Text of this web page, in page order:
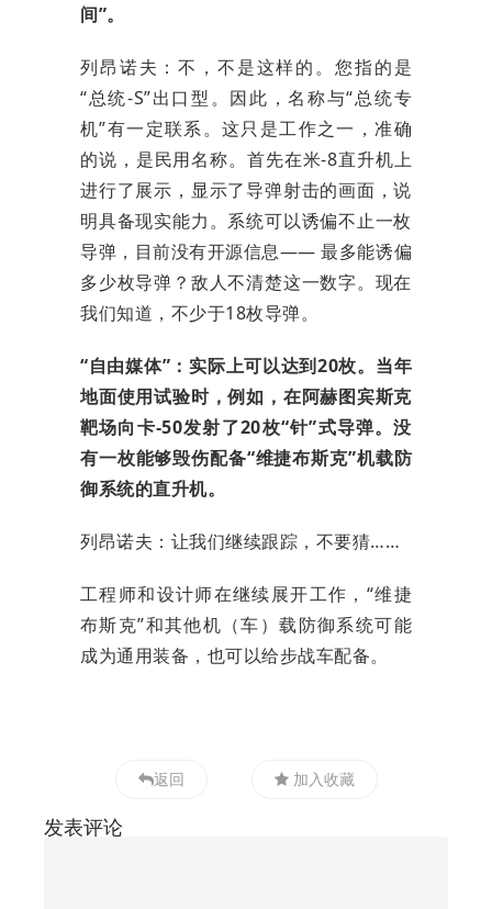
间”。
列昂诺夫：不，不是这样的。您指的是
“总统-S”出口型。因此，名称与“总统专
机”有一定联系。这只是工作之一，准确
的说，是民用名称。首先在米-8直升机上
进行了展示，显示了导弹射击的画面，说
明具备现实能力。系统可以诱偏不止一枚
导弹，目前没有开源信息—— 最多能诱偏
多少枚导弹？敌人不清楚这一数字。现在
我们知道，不少于18枚导弹。
“自由媒体”：实际上可以达到20枚。当年
地面使用试验时，例如，在阿赫图宾斯克
靶场向卡-50发射了20枚“针”式导弹。没
有一枚能够毁伤配备“维捷布斯克”机载防
御系统的直升机。
列昂诺夫：让我们继续跟踪，不要猜……
工程师和设计师在继续展开工作，“维捷
布斯克”和其他机（车）载防御系统可能
成为通用装备，也可以给步战车配备。
返回 加入收藏
发表评论